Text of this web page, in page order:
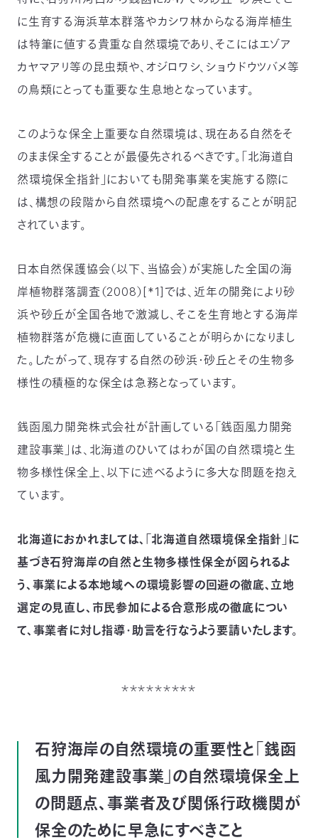
に生育する海浜草本群落やカシワ林からなる海岸植生
は特筆に値する貴重な自然環境であり、そこにはエゾア
カヤマアリ等の昆虫類や、オジロワシ、ショウドウツバメ等
の鳥類にとっても重要な生息地となっています。
このような保全上重要な自然環境は、現在ある自然をそ
のまま保全することが最優先されるべきです。「北海道自
然環境保全指針」においても開発事業を実施する際に
は、構想の段階から自然環境への配慮をすることが明記
されています。
日本自然保護協会（以下、当協会）が実施した全国の海
岸植物群落調査（2008）[*1]では、近年の開発により砂
浜や砂丘が全国各地で激減し、そこを生育地とする海岸
植物群落が危機に直面していることが明らかになりまし
た。したがって、現存する自然の砂浜・砂丘とその生物多
様性の積極的な保全は急務となっています。
銭函風力開発株式会社が計画している「銭函風力開発
建設事業」は、北海道のひいてはわが国の自然環境と生
物多様性保全上、以下に述べるように多大な問題を抱え
ています。
北海道におかれましては、「北海道自然環境保全指針」に
基づき石狩海岸の自然と生物多様性保全が図られるよ
う、事業による本地域への環境影響の回避の徹底、立地
選定の見直し、市民参加による合意形成の徹底につい
て、事業者に対し指導・助言を行なうよう要請いたします。
＊＊＊＊＊＊＊＊＊
石狩海岸の自然環境の重要性と「銭函
風力開発建設事業」の自然環境保全上
の問題点、事業者及び関係行政機関が
保全のために早急にすべきこと